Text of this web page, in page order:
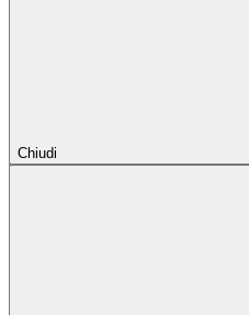
Chiudi